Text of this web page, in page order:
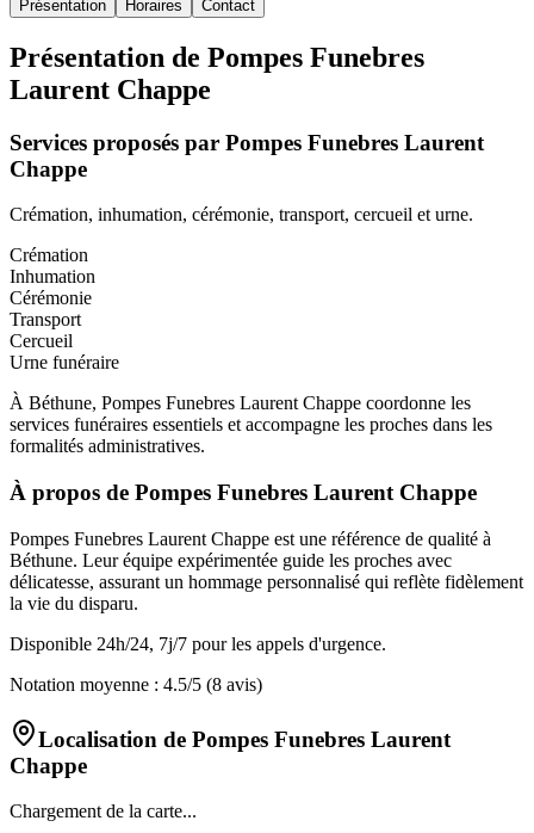
Présentation Horaires Contact
Présentation de Pompes Funebres
Laurent Chappe
Services proposés par Pompes Funebres Laurent
Chappe
Crémation, inhumation, cérémonie, transport, cercueil et urne.
Crémation
Inhumation
Cérémonie
Transport
Cercueil
Urne funéraire
À Béthune, Pompes Funebres Laurent Chappe coordonne les
services funéraires essentiels et accompagne les proches dans les
formalités administratives.
À propos de Pompes Funebres Laurent Chappe
Pompes Funebres Laurent Chappe est une référence de qualité à
Béthune. Leur équipe expérimentée guide les proches avec
délicatesse, assurant un hommage personnalisé qui reflète fidèlement
la vie du disparu.
Disponible 24h/24, 7j/7 pour les appels d'urgence.
Notation moyenne : 4.5/5 (8 avis)
Localisation de Pompes Funebres Laurent
Chappe
Chargement de la carte...